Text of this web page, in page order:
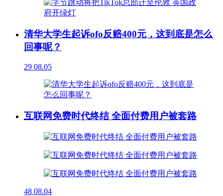
清华大学生起诉ofo反赔400元，这到底是怎么
回事呢？
29 08.05
互联网免费时代终结 全面付费用户被套路
48 08.04